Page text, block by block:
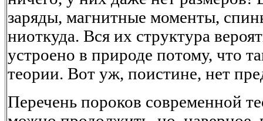
заряды, магнитные моменты,
ниоткуда. Вся их структура
устроено в природе потому, что
теории. Вот уж, поистине, нет
Перечень пороков современной